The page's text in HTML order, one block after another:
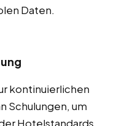
Daten.
kontinuierlichen
Schulungen, um
Hotelstandards